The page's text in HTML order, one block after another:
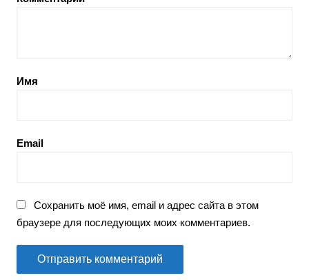
Имя
Email
Сохранить моё имя, email и адрес сайта в этом
браузере для последующих моих комментариев.